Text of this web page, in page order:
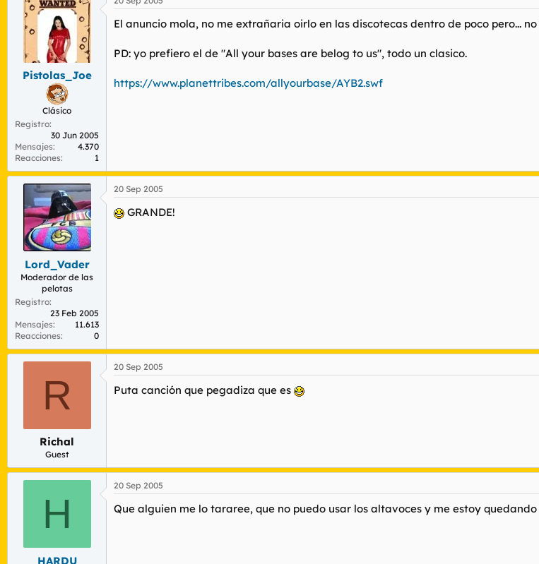
Pistolas_Joe
Clásico
Registro
30 Jun 2005
Mensajes
4.370
Reacciones
1
El anuncio mola, no me extrañaria oirlo en las discotecas dentro de poco pero...
PD: yo prefiero el de "All your bases are belog to us", todo un clasico.
https://www.planettribes.com/allyourbase/AYB2.swf
Lord_Vader
Moderador de las
pelotas
Registro
23 Feb 2005
Mensajes
11.613
Reacciones
0
20 Sep 2005
GRANDE!
R
Richal
Guest
20 Sep 2005
Puta canción que pegadiza que es
H
HARDU
20 Sep 2005
Que alguien me lo tararee, que no puedo usar los altavoces y me estoy